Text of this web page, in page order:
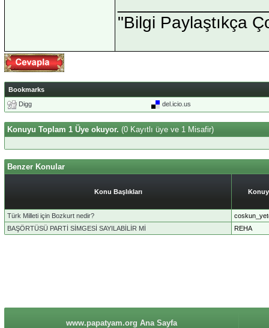
"Bilgi Paylaştıkça
Bookmarks
Digg
del.icio.us
Konuyu Toplam 1 Üye okuyor. (0 Kayıtlı üye ve 1 Misafir)
Benzer Konular
Konu Başlıkları
Türk Milleti için Bozkurt nedir?
BAŞÖRTÜSÜ PARTİ SİMGESİ SAYILABİLİR Mİ
REHA
www.papatyam.org Ana Sayfa